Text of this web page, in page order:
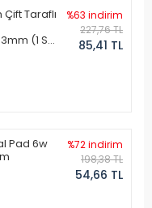
Taraflı
(1 Set
%63 indirim
227,76 TL
85,41 TL
Pad 6w
%72 indirim
198,38 TL
54,66 TL